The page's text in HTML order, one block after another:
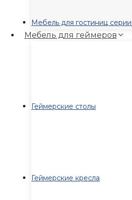
Мебель для гостиниц
Мебель для геймеров
Геймерские столы
Геймерские кресла